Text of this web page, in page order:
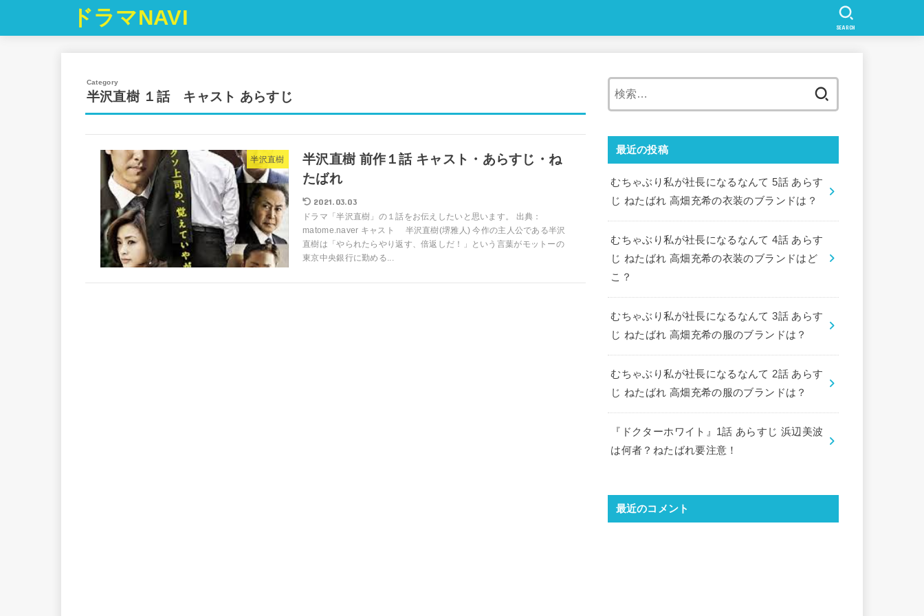
ドラマNAVI SEARCH
半沢直樹 １話 キャスト あらすじ
半沢直樹
半沢直樹 前作１話 キャスト・あらすじ・ね
たばれ
2021.03.03
ドラマ「半沢直樹」の１話をお伝えしたいと思います。 出典：
matome.naver キャスト 半沢直樹(堺雅人) 今作の主人公である半沢
直樹は「やられたらやり返す、倍返しだ！」という言葉がモットーの
東京中央銀行に勤める...
最近の投稿
むちゃぶり私が社長になるなんて 5話 あらす
じ ねたばれ 高畑充希の衣装のブランドは？
むちゃぶり私が社長になるなんて 4話 あらす
じ ねたばれ 高畑充希の衣装のブランドはど
こ？
むちゃぶり私が社長になるなんて 3話 あらす
じ ねたばれ 高畑充希の服のブランドは？
むちゃぶり私が社長になるなんて 2話 あらす
じ ねたばれ 高畑充希の服のブランドは？
『ドクターホワイト』1話 あらすじ 浜辺美波
は何者？ねたばれ要注意！
最近のコメント